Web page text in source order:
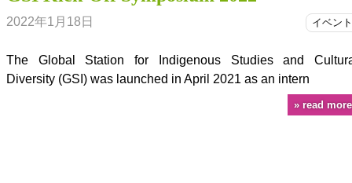
イベント
2022年1月18日
The Global Station for Indigenous Studies and
Diversity (GSI) was launched in April 2021 as an intern
read more